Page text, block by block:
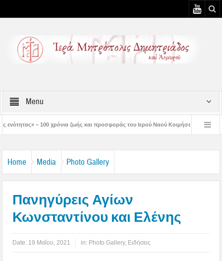
Menu
ζωής και προσφοράς του Ιερού Ναού Κοιμήσεως της Θεοτόκου Πτελεού
Home Media Photo Gallery
Πανηγύρεις Αγίων
Κωνσταντίνου και Ελένης
Date: 19 Μαΐου, 2021 in: Photo Gallery, Ειδήσεις